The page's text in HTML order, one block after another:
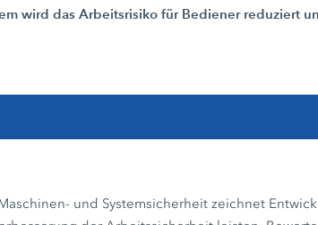
wird das Arbeitsrisiko für Bediener reduziert
und Systemsicherheit zeichnet